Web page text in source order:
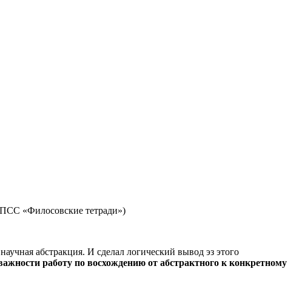
«Филосовские тетради»)
абстракция. И сделал логический вывод эз этого
работу по восхождению от абстрактного к конкретному